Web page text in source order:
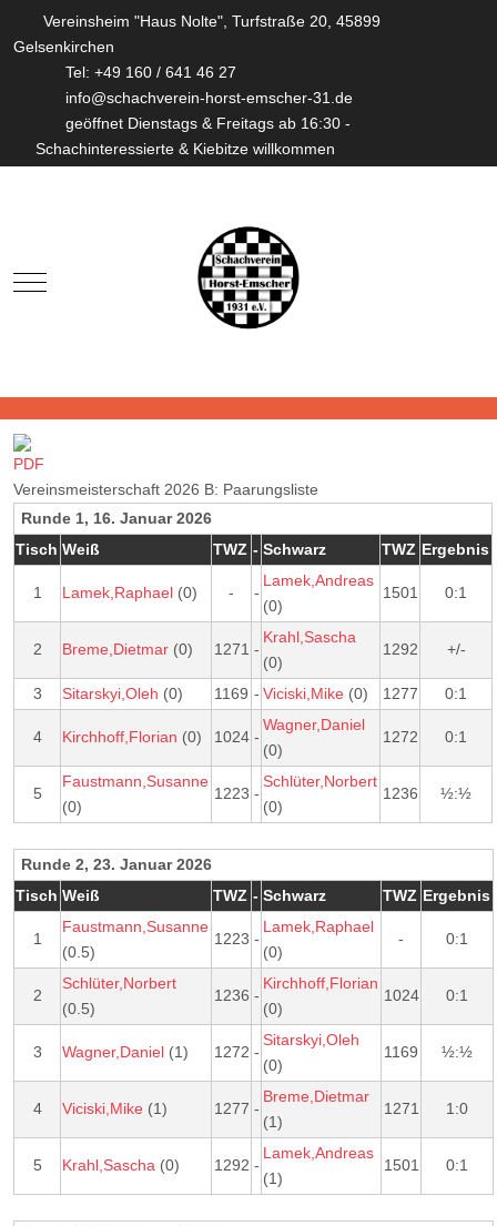
Vereinsheim "Haus Nolte", Turfstraße 20, 45899
Gelsenkirchen
Tel: +49 160 / 641 46 27
info@schachverein-horst-emscher-31.de
geöffnet Dienstags & Freitags ab 16:30 -
Schachinteressierte & Kiebitze willkommen
Mobile Menu Toggle
Vereinsmeisterschaft 2026 B: Paarungsliste
Runde 1, 16. Januar 2026
Tisch Weiß TWZ - Schwarz TWZ Ergebnis
1 Lamek,Raphael (0) - -
Lamek,Andreas
(0)
1501 0:1
2 Breme,Dietmar (0) 1271 -
Krahl,Sascha
(0)
1292 +/-
3 Sitarskyi,Oleh (0) 1169 - Viciski,Mike (0) 1277 0:1
4 Kirchhoff,Florian (0) 1024 -
Wagner,Daniel
(0)
1272 0:1
5
Faustmann,Susanne
(0)
1223 -
Schlüter,Norbert
(0)
1236 ½:½
Runde 2, 23. Januar 2026
Tisch Weiß TWZ - Schwarz TWZ Ergebnis
1
Faustmann,Susanne
(0.5)
1223 -
Lamek,Raphael
(0)
- 0:1
2
Schlüter,Norbert
(0.5)
1236 -
Kirchhoff,Florian
(0)
1024 0:1
3 Wagner,Daniel (1) 1272 -
Sitarskyi,Oleh
(0)
1169 ½:½
4 Viciski,Mike (1) 1277 -
Breme,Dietmar
(1)
1271 1:0
5 Krahl,Sascha (0) 1292 -
Lamek,Andreas
(1)
1501 0:1